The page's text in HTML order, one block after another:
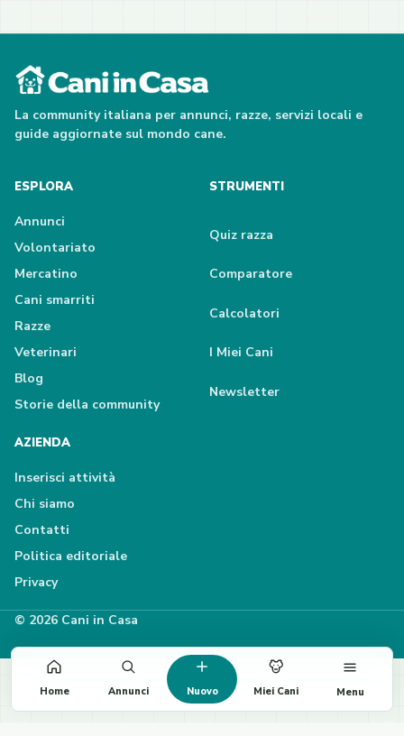
La community italiana per annunci, razze, servizi locali e
guide aggiornate sul mondo cane.
ESPLORA
Annunci
Volontariato
Mercatino
Cani smarriti
Razze
Veterinari
Blog
Storie della community
STRUMENTI
Quiz razza
Comparatore
Calcolatori
I Miei Cani
Newsletter
AZIENDA
Inserisci attività
Chi siamo
Contatti
Politica editoriale
Privacy
© 2026 Cani in Casa
Home Annunci Nuovo Miei Cani Menu